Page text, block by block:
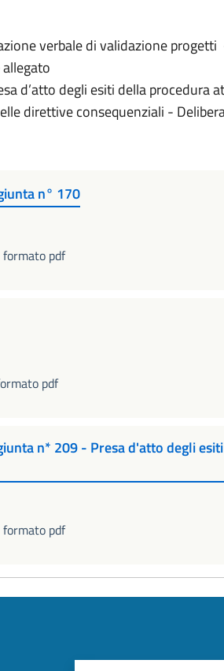
verbale di validazione
d’atto degli esiti della procedura
direttive consequenziali -
n° 170
pdf
pdf
n* 209 - Presa d'atto degli
pdf